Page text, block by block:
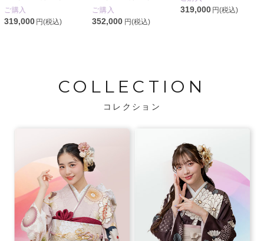
ご購入
319,000 円(税込)
ご購入
352,000 円(税込)
319,000 円(税込)
COLLECTION
コレクション